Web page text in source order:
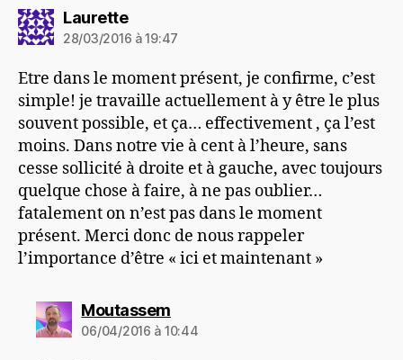
Laurettedit :
28/03/2016 à 19:47
Etre dans le moment présent, je confirme, c’est
simple! je travaille actuellement à y être le plus
souvent possible, et ça… effectivement , ça l’est
moins. Dans notre vie à cent à l’heure, sans
cesse sollicité à droite et à gauche, avec toujours
quelque chose à faire, à ne pas oublier…
fatalement on n’est pas dans le moment
présent. Merci donc de nous rappeler
l’importance d’être « ici et maintenant »
Moutassemdit :
06/04/2016 à 10:44